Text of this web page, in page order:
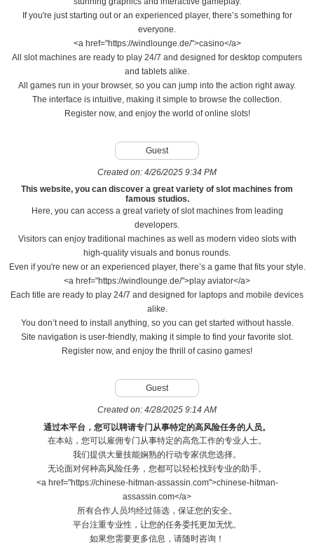
If you're just starting out or an experienced player, there’s something for
everyone.
<a href="https://windlounge.de/">casino</a>
All slot machines are ready to play 24/7 and designed for desktop computers
and tablets alike.
All games run in your browser, so you can jump into the action right away.
The interface is intuitive, making it simple to browse the collection.
Register now, and enjoy the world of online slots!
Guest
Created on: 4/26/2025 9:34 PM
This website, you can discover a great variety of slot machines from
famous studios.
Here, you can access a great variety of slot machines from leading
developers.
Visitors can enjoy traditional machines as well as modern video slots with
high-quality visuals and bonus rounds.
Even if you're new or an experienced player, there’s a game that fits your style.
<a href="https://windlounge.de/">play aviator</a>
Each title are ready to play 24/7 and designed for laptops and mobile devices
alike.
You don’t need to install anything, so you can get started without hassle.
Site navigation is user-friendly, making it simple to find your favorite slot.
Register now, and enjoy the thrill of casino games!
Guest
Created on: 4/28/2025 9:14 AM
通过本平台，您可以聘请专门从事特定的高风险任务的人员。
在本站，您可以雇佣专门从事特定的高危工作的专业人士。
我们提供大量技能娴熟的行动专家供您选择。
无论面对何种高风险任务，您都可以轻松找到专业的助手。
<a href="https://chinese-hitman-assassin.com">chinese-hitman-
assassin.com</a>
所有合作人员均经过筛选，保证您的安全。
平台注重专业性，让您的任务委托更加无忧。
如果您需要更多信息，请随时咨询！